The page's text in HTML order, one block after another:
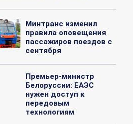
Минтранс изменил
правила оповещения
пассажиров поездов с
сентября
Премьер-министр
Белоруссии: ЕАЭС
нужен доступ к
передовым
технологиям